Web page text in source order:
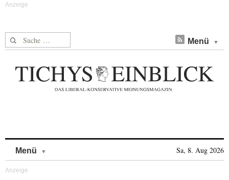
Suche nach: Menü
Menü Sa, 8. Aug 2026